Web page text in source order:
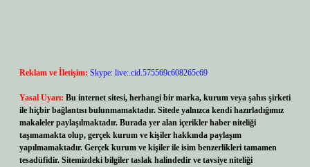
Reklam ve İletişim: Skype: live:.cid.575569c608265c69
Yasal Uyarı: Bu internet sitesi, herhangi bir marka, kurum veya şahıs şirketi
ile hiçbir bağlantısı bulunmamaktadır. Sitede yalnızca kendi hazırladığımız
makaleler paylaşılmaktadır. Burada yer alan içerikler haber niteliği
taşımamakta olup, gerçek kurum ve kişiler hakkında paylaşım
yapılmamaktadır. Gerçek kurum ve kişiler ile isim benzerlikleri tamamen
tesadüfidir. Sitemizdeki bilgiler taslak halindedir ve tavsiye niteliği